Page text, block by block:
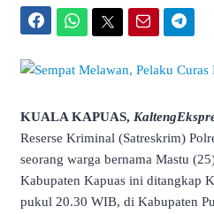
KUALA KAPUAS,
Reserse Kriminal (Satreskrim)
seorang warga bernama Mastu
Kabupaten Kapuas ini ditangkap
pukul 20.30 WIB, di Kabupaten